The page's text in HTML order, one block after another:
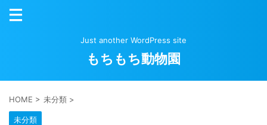
Just another WordPress site
もちもち動物園
HOME > 未分類 >
未分類